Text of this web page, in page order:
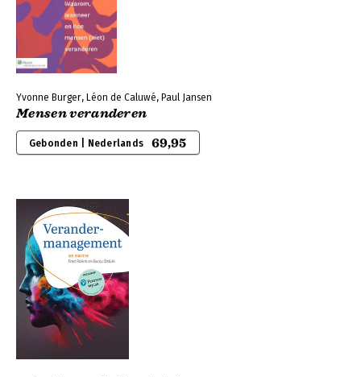
Yvonne Burger, Léon de Caluwé, Paul Jansen
Mensen veranderen
Gebonden | Nederlands 69,95